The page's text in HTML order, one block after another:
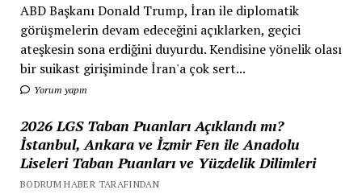
ABD Başkanı Donald Trump, İran ile diplomatik
görüşmelerin devam edeceğini açıklarken, geçici
ateşkesin sona erdiğini duyurdu. Kendisine yönelik olası
bir suikast girişiminde İran'a çok sert...
Yorum yapın
2026 LGS Taban Puanları Açıklandı mı?
İstanbul, Ankara ve İzmir Fen ile Anadolu
Liseleri Taban Puanları ve Yüzdelik Dilimleri
BODRUM HABER TARAFINDAN